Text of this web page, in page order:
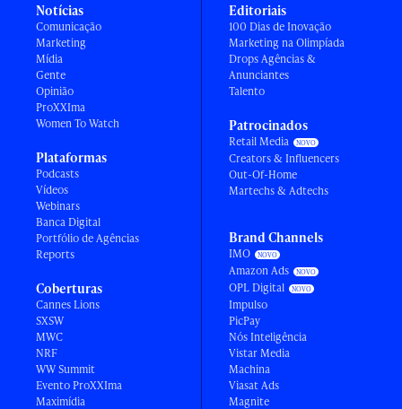
Notícias
Comunicação
Marketing
Mídia
Gente
Opinião
ProXXIma
Women To Watch
Plataformas
Podcasts
Vídeos
Webinars
Banca Digital
Portfólio de Agências
Reports
Coberturas
Cannes Lions
SXSW
MWC
NRF
WW Summit
Evento ProXXIma
Maximídia
Editoriais
100 Dias de Inovação
Marketing na Olimpíada
Drops Agências &
Anunciantes
Talento
Patrocinados
Retail Media
Creators & Influencers
Out-Of-Home
Martechs & Adtechs
Brand Channels
IMO
Amazon Ads
OPL Digital
Impulso
PicPay
Nós Inteligência
Vistar Media
Machina
Viasat Ads
Magnite